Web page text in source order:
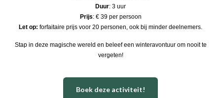
Duur: 3 uur
Prijs: € 39 per persoon
Let op: forfaitaire prijs voor 20 personen, ook bij minder deelnemers.​​
Stap in deze magische wereld en beleef een winteravontuur om nooit te
vergeten!
Boek deze activiteit!